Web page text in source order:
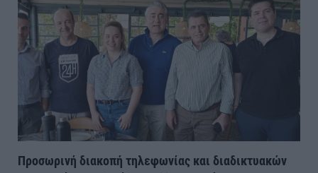
Προσωρινή διακοπή τηλεφωνίας και διαδικτυακών